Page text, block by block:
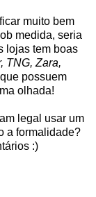
muito bem
medida, seria
lojas tem boas
TNG, Zara,
possuem
olhada!
legal usar um
a formalidade?
:)